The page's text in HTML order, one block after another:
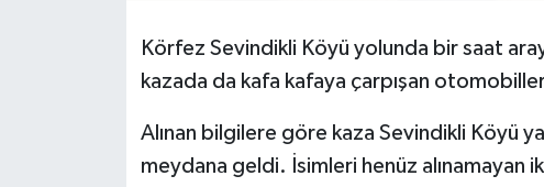
Körfez Sevindikli Köyü yolunda bir saat
kazada da kafa kafaya çarpışan
Alınan bilgilere göre kaza Sevindikli Köyü
meydana geldi. İsimleri henüz alınamayan